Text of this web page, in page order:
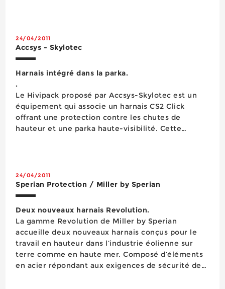
24/04/2011
Accsys - Skylotec
Harnais intégré dans la parka.
.
Le Hivipack proposé par Accsys-Skylotec est un
équipement qui associe un harnais CS2 Click
offrant une protection contre les chutes de
hauteur et une parka haute-visibilité. Cette
24/04/2011
Sperian Protection / Miller by Sperian
Deux nouveaux harnais Revolution.
La gamme Revolution de Miller by Sperian
accueille deux nouveaux harnais conçus pour le
travail en hauteur dans l’industrie éolienne sur
terre comme en haute mer. Composé d’éléments
en acier répondant aux exigences de sécurité de